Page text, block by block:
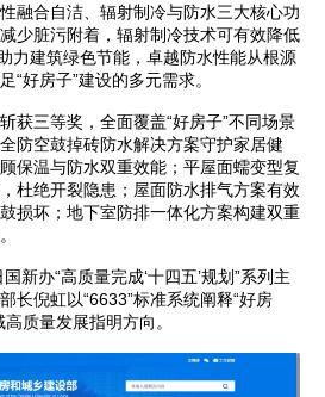
融合自洁、辐射制冷与防水三大核心功
少脏污附着，辐射制冷技术可有效降低
力建筑绿色节能，卓越防水性能从根源
“好房子”建设的多元需求。
获三等奖，全面覆盖“好房子”不同场景
防空鼓掉砖防水解决方案守护家居健
保温与防水双重效能；平屋面蠕变型复
杜绝开裂隐患；屋面防水排气方案有效
损坏；地下室防排一体化方案构建双重
新办“高质量完成‘十四五’规划”系列主
长倪虹以“6633”标准系统阐释“好房
质量发展指明方向。